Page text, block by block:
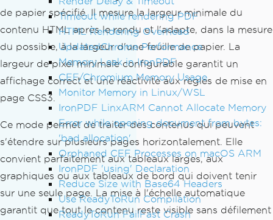
Timeout while rendering PDF
HTML Rendering Overhead
UpdatedChrome Performance
Memory Leak in IronPDF
CEF/Chromium Memory Usage
Monitor Memory in Linux/WSL
IronPDF LinxARM Cannot Allocate Memory
Error while opening document from bytes:
'bad allocation'
Orphaned CEF Processes on macOS ARM
IronPDF 'using' Declaration
Reduce Size with Base64 Headers
Use ReadyToRun Compilation
ReadyToRun FailFast Crash
de papier spécifié. Il mesure la largeur minimale du
contenu HTML après le rendu et l'adapte, dans la mesure
du possible, à la largeur d'une feuille de papier. La
largeur de pixel minimale configurable garantit un
affichage correct et une réactivité aux règles de mise en
page CSS3.
Ce mode permet de traiter des contenus qui peuvent
s'étendre sur plusieurs pages horizontalement. Elle
convient parfaitement aux tableaux larges, aux
graphiques ou aux tableaux de bord qui doivent tenir
sur une seule page. La mise à l'échelle automatique
garantit que tout le contenu reste visible sans défilement